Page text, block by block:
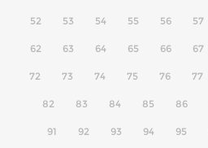
52 53 54 55 56 57
62 63 64 65 66 67
72 73 74 75 76 77
82 83 84 85 86
91 92 93 94 95